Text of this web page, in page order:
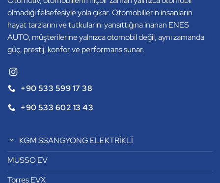
olmadığı felsefesiyle yola çıkar. Otomobillerin insanların
hayat tarzlarını ve tutkularını yansıttığına inanan ENES
AUTO, müşterilerine yalnızca otomobil değil, aynı zamanda
güç, prestij, konfor ve performans sunar.
+90 533 599 17 38
+90 533 602 13 43
KGM SSANGYONG ELEKTRİKLİ
MUSSO EV
Torres EVX